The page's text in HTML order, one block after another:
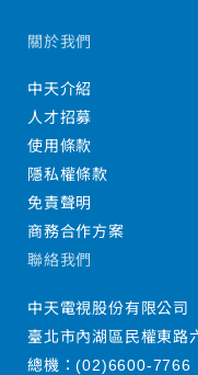
關於我們
中天介紹
人才招募
使用條款
隱私權條款
免責聲明
商務合作方案
聯絡我們
中天電視股份有限公司
臺北市內湖區民權東路
總機：(02)6600-7766